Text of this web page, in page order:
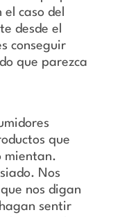
caso del
desde el
conseguir
que parezca
que
mientan.
Nos
nos digan
sentir